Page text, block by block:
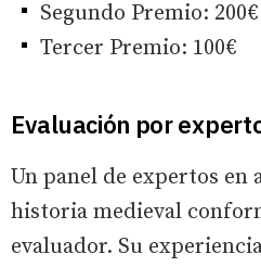
Segundo Premio: 200€
Tercer Premio: 100€
Evaluación por
Un panel de expertos
historia medieval
evaluador. Su